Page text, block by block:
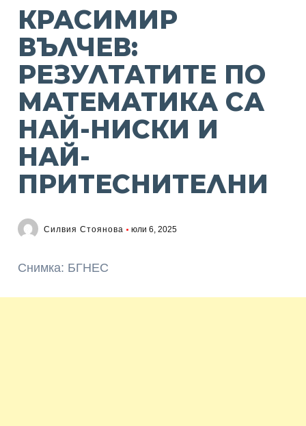
КРАСИМИР
ВЪЛЧЕВ:
РЕЗУЛТАТИТЕ ПО
МАТЕМАТИКА СА
НАЙ-НИСКИ И
НАЙ-
ПРИТЕСНИТЕЛНИ
Силвия Стоянова юли 6, 2025
Снимка: БГНЕС